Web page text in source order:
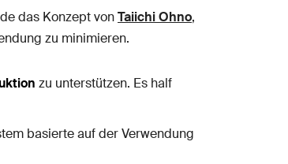
das Konzept vonTaiichi Ohno,
zu minimieren.
zu unterstützen. Es half
basierte auf der Verwendung